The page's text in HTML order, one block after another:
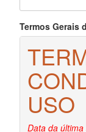
Termos Gerais
USO
Data da